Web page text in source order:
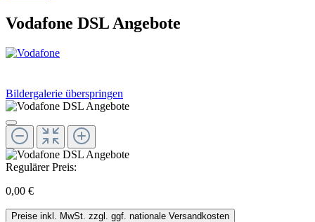
Vodafone DSL Angebote
Bildergalerie überspringen
Regulärer Preis:
0,00 €
Preise inkl. MwSt. zzgl. ggf. nationale Versandkosten